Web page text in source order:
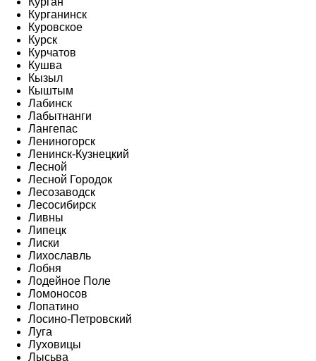
Курганинск
Куровское
Курск
Курчатов
Кушва
Кызыл
Кыштым
Лабинск
Лабытнанги
Лангепас
Лениногорск
Ленинск-Кузнецкий
Лесной
Лесной Городок
Лесозаводск
Лесосибирск
Ливны
Липецк
Лиски
Лихославль
Лобня
Лодейное Поле
Ломоносов
Лопатино
Лосино-Петровский
Луга
Луховицы
Лысьва